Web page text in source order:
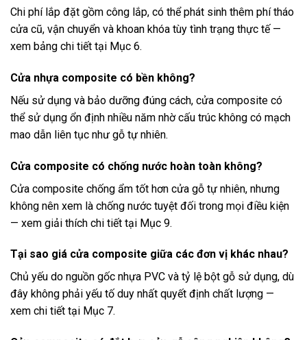
Chi phí lắp đặt gồm công lắp, có thể phát sinh thêm phí tháo
cửa cũ, vận chuyển và khoan khóa tùy tình trạng thực tế —
xem bảng chi tiết tại Mục 6.
Cửa nhựa composite có bền không?
Nếu sử dụng và bảo dưỡng đúng cách, cửa composite có
thể sử dụng ổn định nhiều năm nhờ cấu trúc không có mạch
mao dẫn liên tục như gỗ tự nhiên.
Cửa composite có chống nước hoàn toàn không?
Cửa composite chống ẩm tốt hơn cửa gỗ tự nhiên, nhưng
không nên xem là chống nước tuyệt đối trong mọi điều kiện
— xem giải thích chi tiết tại Mục 9.
Tại sao giá cửa composite giữa các đơn vị khác nhau?
Chủ yếu do nguồn gốc nhựa PVC và tỷ lệ bột gỗ sử dụng, dù
đây không phải yếu tố duy nhất quyết định chất lượng —
xem chi tiết tại Mục 7.